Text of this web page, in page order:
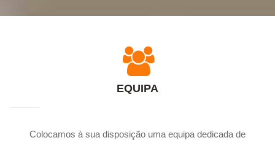
EQUIPA
Colocamos à sua disposição uma equipa dedicada de